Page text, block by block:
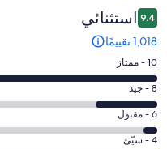
9.4 استثنائي
1,018 تقييمًا
درجة
التصنيف
10
-
ممتاز.
10 - ممتاز
درجة
التصنيف
8
-
8 - جيد
درجة
التصنيف
6 - مقبول
درجة
4 - سيّئ